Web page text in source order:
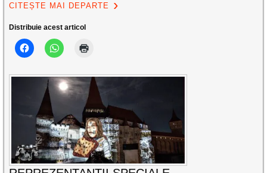
CITEȘTE MAI DEPARTE
Distribuie acest articol